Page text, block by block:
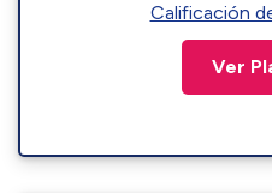
Calificación
Ver